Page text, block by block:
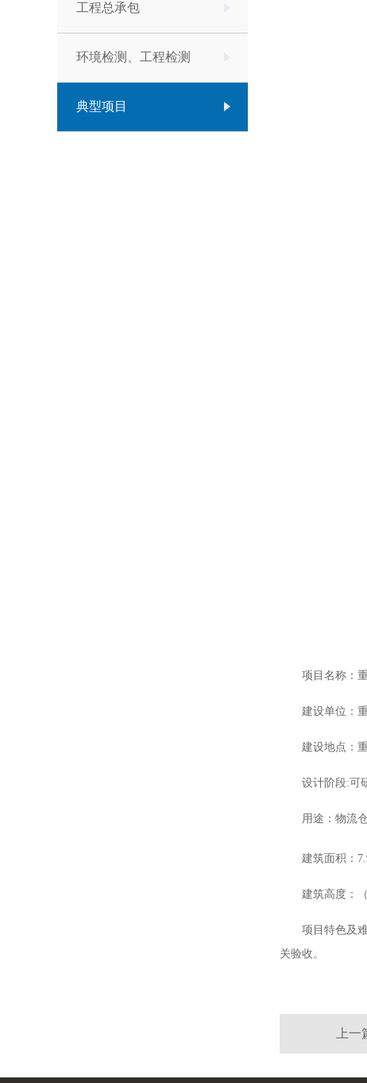
工程总承包
环境检测、工程检测
典型项目
项目名称：
建设单位：
建设地点：
设计阶段:可
用途：物流
建筑面积：
建筑高度：
项目特色及
关验收。
上一